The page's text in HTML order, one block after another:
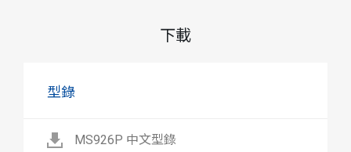
下載
型錄
MS926P 中文型錄